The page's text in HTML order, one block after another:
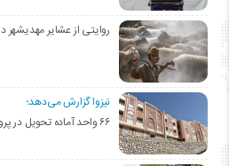
روایتی از عشایر
نیزوا گزارش می‌دهد؛
۶۶ واحد آماده تحویل در پروژه۱۳۸ واحدی مهدیشهر